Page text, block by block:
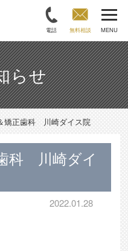
電話 無料相談 MENU
らせ
矯正歯科 川崎ダイス院
科 川崎ダイ
2022.01.28